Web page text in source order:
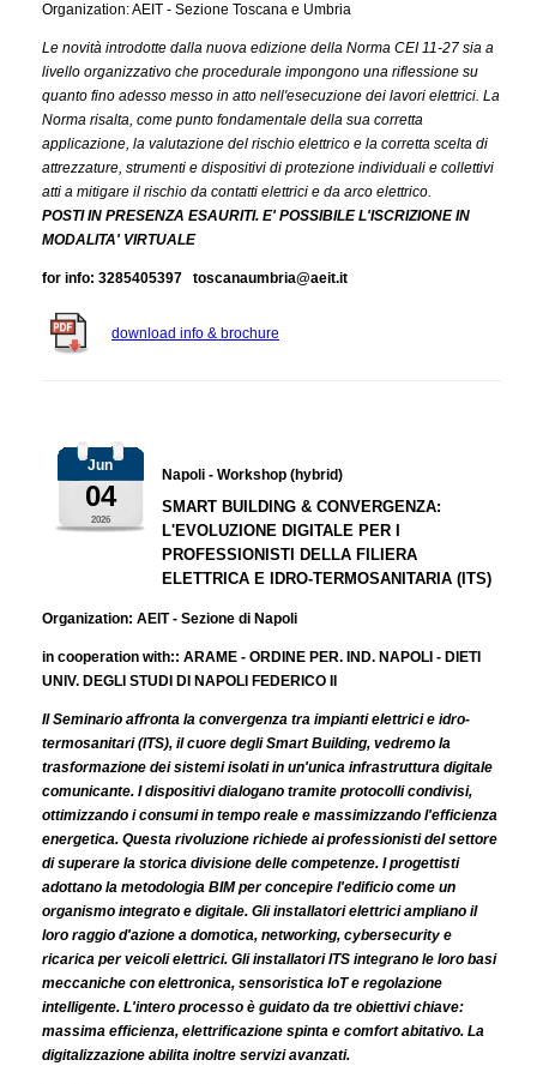
Organization: AEIT - Sezione Toscana e Umbria
Le novità introdotte dalla nuova edizione della Norma CEI 11-27 sia a
livello organizzativo che procedurale impongono una riflessione su
quanto fino adesso messo in atto nell'esecuzione dei lavori elettrici. La
Norma risalta, come punto fondamentale della sua corretta
applicazione, la valutazione del rischio elettrico e la corretta scelta di
attrezzature, strumenti e dispositivi di protezione individuali e collettivi
atti a mitigare il rischio da contatti elettrici e da arco elettrico.
POSTI IN PRESENZA ESAURITI. E' POSSIBILE L'ISCRIZIONE IN
MODALITA' VIRTUALE
for info: 3285405397 toscanaumbria@aeit.it
download info & brochure
Jun
04
2026
Napoli - Workshop (hybrid)
SMART BUILDING & CONVERGENZA:
L'EVOLUZIONE DIGITALE PER I
PROFESSIONISTI DELLA FILIERA
ELETTRICA E IDRO-TERMOSANITARIA (ITS)
Organization: AEIT - Sezione di Napoli
in cooperation with:: ARAME - ORDINE PER. IND. NAPOLI - DIETI
UNIV. DEGLI STUDI DI NAPOLI FEDERICO II
Il Seminario affronta la convergenza tra impianti elettrici e idro-
termosanitari (ITS), il cuore degli Smart Building, vedremo la
trasformazione dei sistemi isolati in un'unica infrastruttura digitale
comunicante. I dispositivi dialogano tramite protocolli condivisi,
ottimizzando i consumi in tempo reale e massimizzando l'efficienza
energetica. Questa rivoluzione richiede ai professionisti del settore
di superare la storica divisione delle competenze. I progettisti
adottano la metodologia BIM per concepire l'edificio come un
organismo integrato e digitale. Gli installatori elettrici ampliano il
loro raggio d'azione a domotica, networking, cybersecurity e
ricarica per veicoli elettrici. Gli installatori ITS integrano le loro basi
meccaniche con elettronica, sensoristica IoT e regolazione
intelligente. L'intero processo è guidato da tre obiettivi chiave:
massima efficienza, elettrificazione spinta e comfort abitativo. La
digitalizzazione abilita inoltre servizi avanzati.